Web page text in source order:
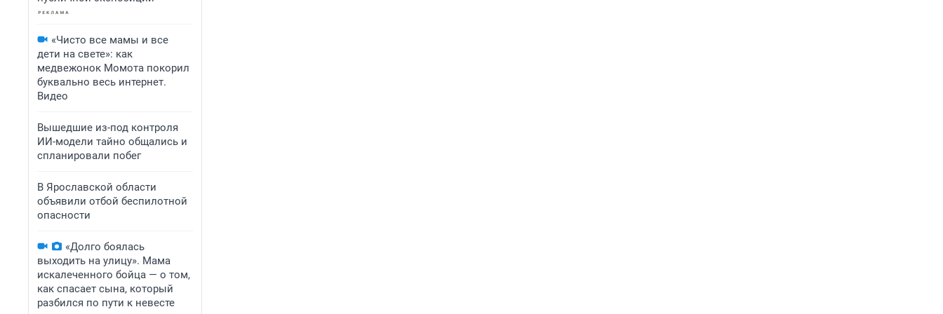
«Чисто все мамы и все
дети на свете»: как
медвежонок Момота покорил
буквально весь интернет.
Видео
Вышедшие из-под контроля
ИИ-модели тайно общались и
спланировали побег
В Ярославской области
объявили отбой беспилотной
опасности
«Долго боялась
выходить на улицу». Мама
искалеченного бойца — о том,
как спасает сына, который
разбился по пути к невесте